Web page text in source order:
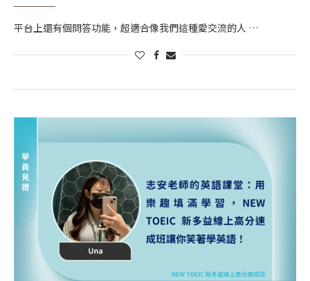
平台上還有個問答功能，超適合像我們這種愛交流的人 …